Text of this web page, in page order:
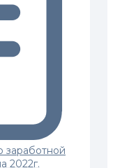
заработной
2022г.